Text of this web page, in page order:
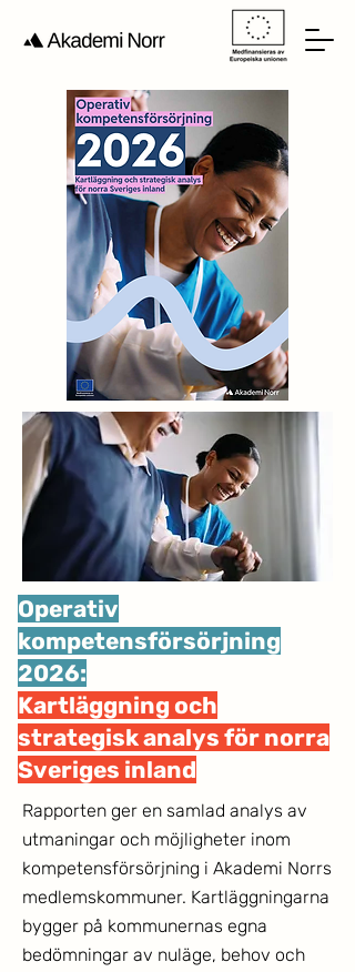
Operativ
kompetensförsörjning
2026:
Kartläggning och
strategisk analys för norra
Sveriges inland
Rapporten ger en samlad analys av
utmaningar och möjligheter inom
kompetensförsörjning i Akademi Norrs
medlemskommuner. Kartläggningarna
bygger på kommunernas egna
bedömningar av nuläge, behov och